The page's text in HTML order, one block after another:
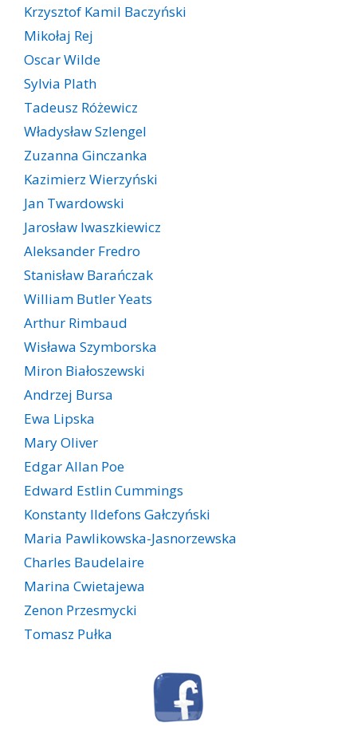
Krzysztof Kamil Baczyński
Mikołaj Rej
Oscar Wilde
Sylvia Plath
Tadeusz Różewicz
Władysław Szlengel
Zuzanna Ginczanka
Kazimierz Wierzyński
Jan Twardowski
Jarosław Iwaszkiewicz
Aleksander Fredro
Stanisław Barańczak
William Butler Yeats
Arthur Rimbaud
Wisława Szymborska
Miron Białoszewski
Andrzej Bursa
Ewa Lipska
Mary Oliver
Edgar Allan Poe
Edward Estlin Cummings
Konstanty Ildefons Gałczyński
Maria Pawlikowska-Jasnorzewska
Charles Baudelaire
Marina Cwietajewa
Zenon Przesmycki
Tomasz Pułka